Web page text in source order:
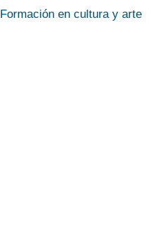
Formación en cultura y arte